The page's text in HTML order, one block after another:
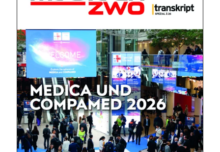
Mit dem |transkript-Newsletter
jede Woche aktuell informiert.
E-
Mail
(erforderlich)